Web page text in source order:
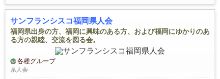
サンフランシスコ福岡県人会
福岡県出身の方、福岡に興味のある方、および福岡にゆかりのあ
る方の親睦、交流を図る会。
各種グループ
県人会